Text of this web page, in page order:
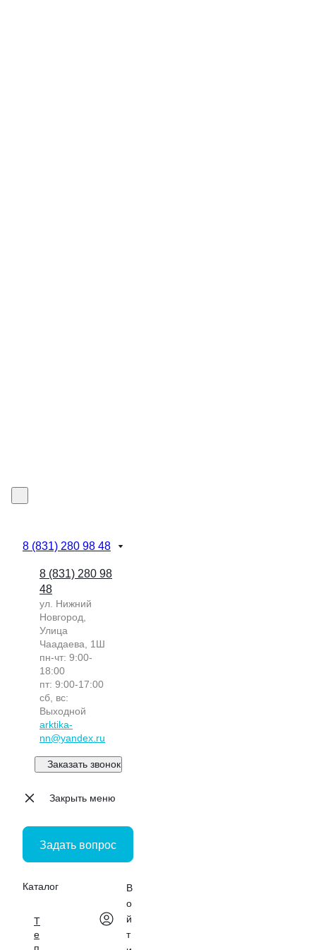
8 (831) 280 98 48
8 (831) 280 98
48
ул. Нижний
Новгород,
Улица
Чаадаева, 1Ш
пн-чт: 9:00-
18:00
пт: 9:00-17:00
сб, вс:
Выходной
arktika-
nn@yandex.ru
Заказать звонок
Закрыть меню
Задать вопрос
Каталог
Т
е
В
о
й
т